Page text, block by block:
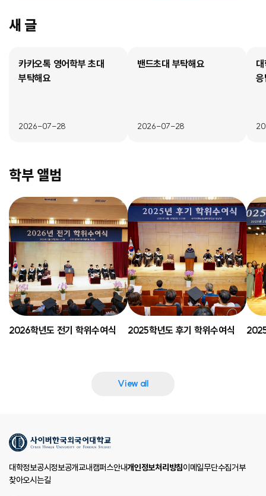
새 글
카카오톡 영어학부 초대
부탁해요
2026-07-28
밴드초대 부탁해요
2026-07-28
학부 앨범
2026학년도 전기 학위수여식 2025학년도 후기 학위수여식
View all
대학정보공시정보공개교내캠퍼스안내개인정보처리방침이메일무단수집거부
찾아오시는길